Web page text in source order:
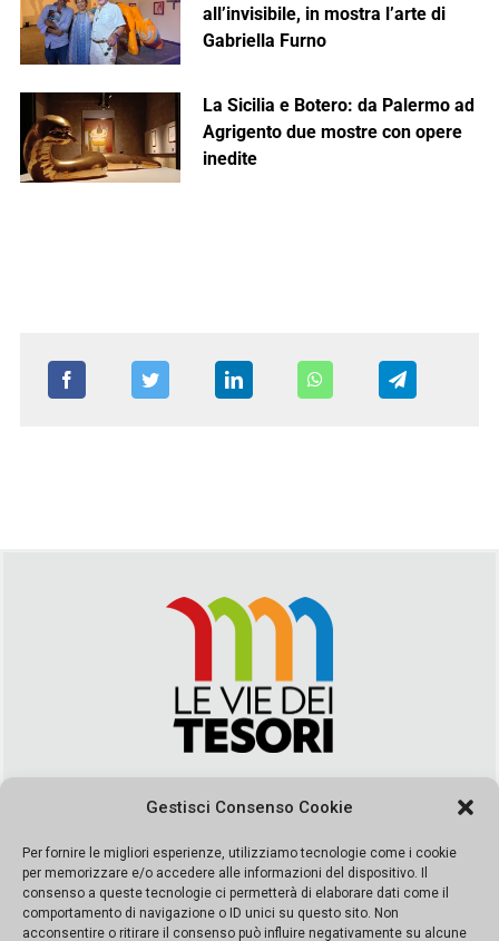
Gestisci Consenso Cookie
Per fornire le migliori esperienze, utilizziamo tecnologie come i cookie
per memorizzare e/o accedere alle informazioni del dispositivo. Il
consenso a queste tecnologie ci permetterà di elaborare dati come il
comportamento di navigazione o ID unici su questo sito. Non
acconsentire o ritirare il consenso può influire negativamente su alcune
all’invisibile, in mostra l’arte di
Gabriella Furno
La Sicilia e Botero: da Palermo ad
Agrigento due mostre con opere
inedite
segreteria@leviedeitesori.it
Direttore ResponsabileMarcello Barbaro – Aut. del tribunale di
Palermo n. 19 del 2017 iscrizione al roc numero 37003 Editore
Porta Felice Srl. Sede legale: Via Libertà 93 – 90143 Palermo